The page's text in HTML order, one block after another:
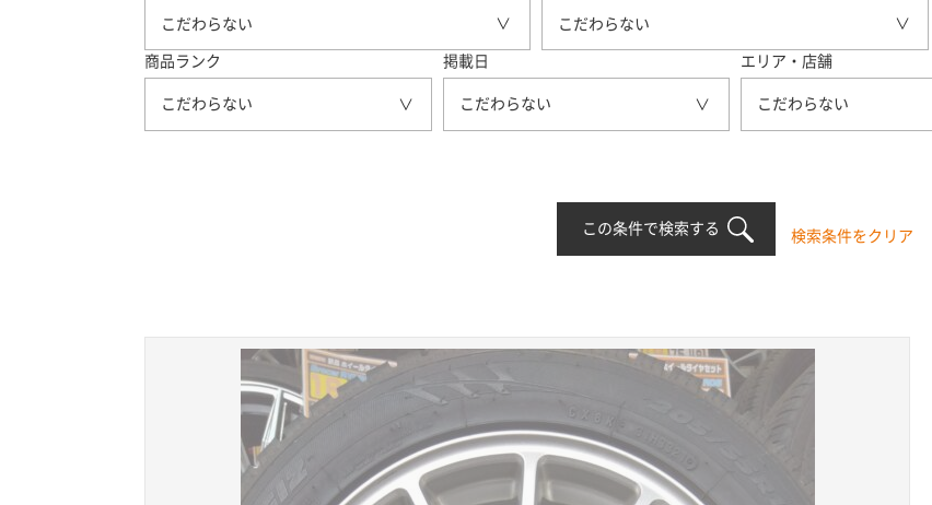
こだわらない こだわらない
商品ランク
こだわらない
掲載日
こだわらない
エリア・店舗
こだわらない
この条件で検索する 検索条件をクリア